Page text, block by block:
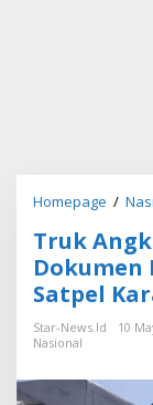
Homepage /
Truk
Dokumen
Satpel
Star-News.id
10
Nasional